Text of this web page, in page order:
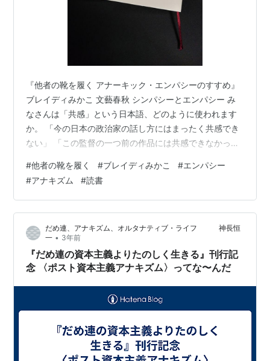
『他者の靴を履く アナーキック・エンパシーのすすめ』
ブレイディみかこ 文藝春秋 シンパシーとエンパシー み
なさんは「共感」という日本語、どのように使われます
か。 「今の日本の政治家の話し方にはまったく共感でき
ない」 「この監督の一つ前の作品には共感できなかった
いねボタンを押してしまった」 とりあえず3つ、私なり
に適当に「共感」を用いて文章を作ってみましたが、こ
れらの「共感」は英訳すると、おそらく"sympathy"にな
ります。ところが他方、英語ではもう一つ「共感」と訳
される単語があります。"empathy"です。 英語圏でもこ
の"empat…
#他者の靴を履く #ブレイディみかこ #エンパシー
#アナキズム #読書
だめ連、アナキズム、オルタナティブ・ライフ 神長恒
一 • 3年前
『だめ連の資本主義よりたのしく生きる』刊行記
念 〈ポスト資本主義アナキズム〉ってな〜んだ